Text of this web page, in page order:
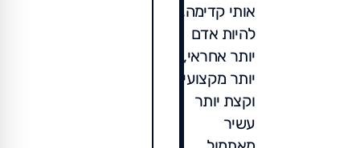
אותי קדימה,
להיות אדם
יותר אחראי,
יותר מקצועי
וקצת יותר
עשיר